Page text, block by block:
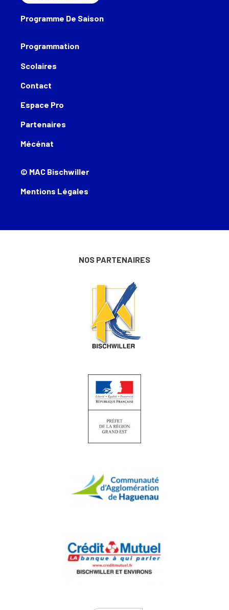
Programmation
Scolaires
Contact
Espace Pro
Partenaires
Mécénat
Programme De Saison
© MAC Bischwiller
Mentions Légales
NOS PARTENAIRES